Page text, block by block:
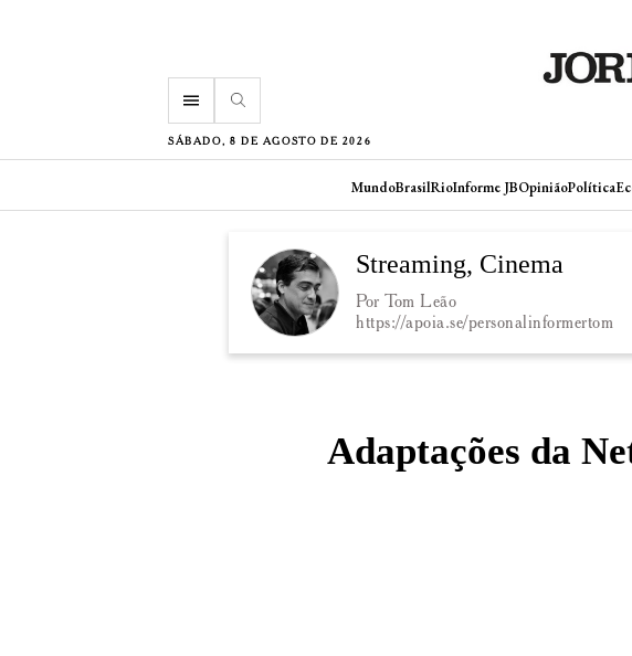
menu
SÁBADO, 8 DE AGOSTO DE 2026
MundoBrasilRioInforme JBOpiniãoPolítica
Streaming, Cinema
Por Tom Leão
https://apoia.se/personalinformertom
Adaptações da